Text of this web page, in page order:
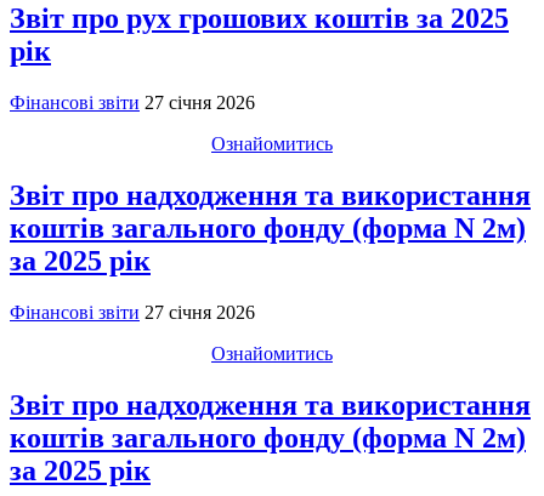
Звіт про рух грошових коштів за 2025
рік
Фінансові звіти 27 січня 2026
Ознайомитись
Звіт про надходження та використання
коштів загального фонду (форма N 2м)
за 2025 рік
Фінансові звіти 27 січня 2026
Ознайомитись
Звіт про надходження та використання
коштів загального фонду (форма N 2м)
за 2025 рік